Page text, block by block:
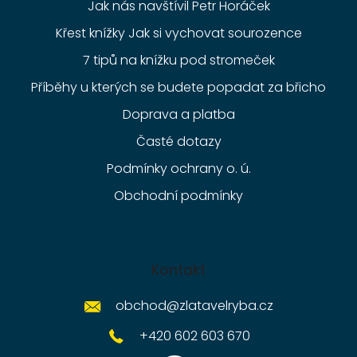
Jak nás navštívil Petr Horáček
Křest knížky Jak si vychovat sourozence
7 tipů na knížku pod stromeček
Příběhy u kterých se budete popadat za břicho
Doprava a platba
Časté dotazy
Podmínky ochrany o. ú.
Obchodní podmínky
Kontakt
obchod@zlatavelryba.cz
+420 602 603 670